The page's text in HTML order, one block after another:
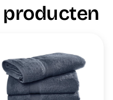
producten